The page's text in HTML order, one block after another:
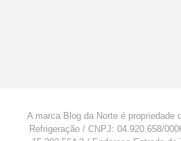
A marca Blog da Norte é propriedade
Refrigeração / CNPJ: 04.920.658/